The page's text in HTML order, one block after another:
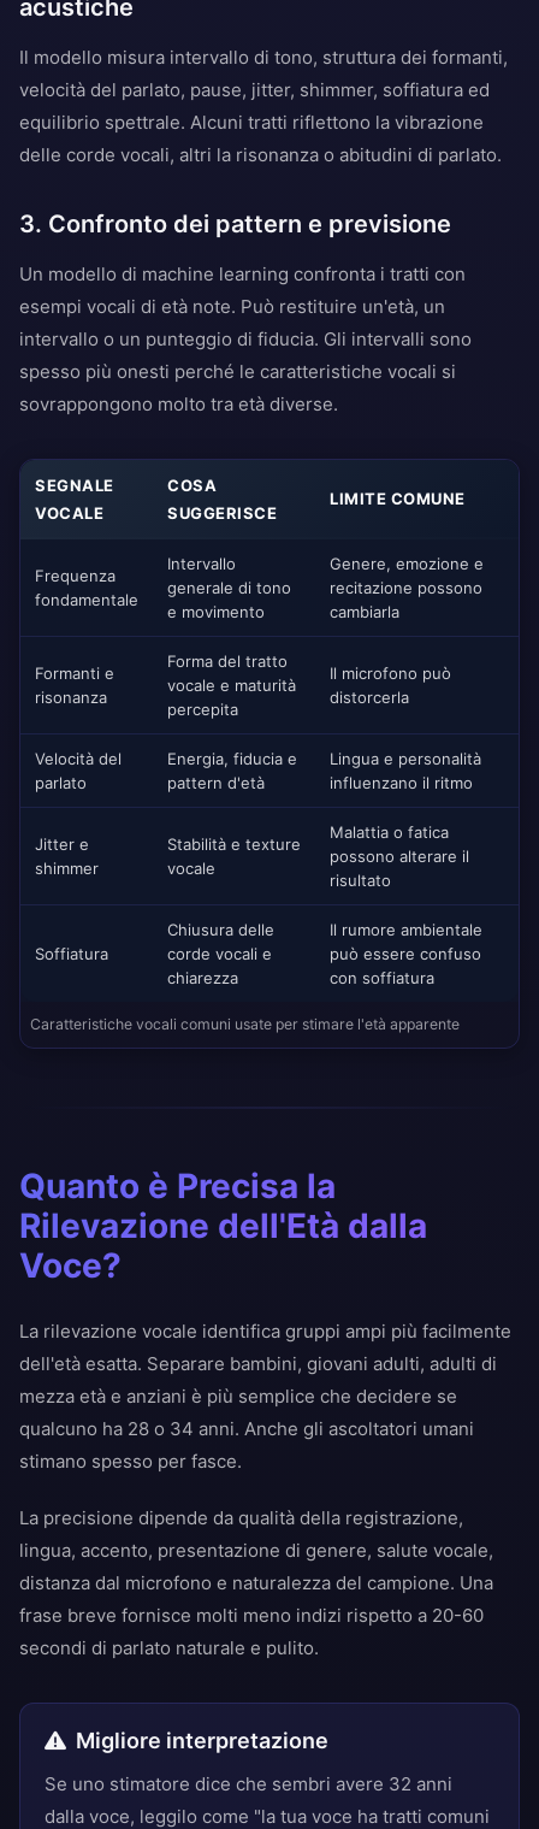
acustiche
Il modello misura intervallo di tono, struttura dei formanti,
velocità del parlato, pause, jitter, shimmer, soffiatura ed
equilibrio spettrale. Alcuni tratti riflettono la vibrazione
delle corde vocali, altri la risonanza o abitudini di parlato.
3. Confronto dei pattern e previsione
Un modello di machine learning confronta i tratti con
esempi vocali di età note. Può restituire un'età, un
intervallo o un punteggio di fiducia. Gli intervalli sono
spesso più onesti perché le caratteristiche vocali si
sovrappongono molto tra età diverse.
Caratteristiche vocali comuni usate per stimare l'età apparente
SEGNALE
VOCALE
COSA
SUGGERISCE
LIMITE COMUNE
Frequenza
fondamentale
Intervallo
generale di tono
e movimento
Genere, emozione e
recitazione possono
cambiarla
Formanti e
risonanza
Forma del tratto
vocale e maturità
percepita
Il microfono può
distorcerla
Velocità del
parlato
Energia, fiducia e
pattern d'età
Lingua e personalità
influenzano il ritmo
Jitter e
shimmer
Stabilità e texture
vocale
Malattia o fatica
possono alterare il
risultato
Soffiatura
Chiusura delle
corde vocali e
chiarezza
Il rumore ambientale
può essere confuso
con soffiatura
Quanto è Precisa la
Rilevazione dell'Età dalla
Voce?
La rilevazione vocale identifica gruppi ampi più facilmente
dell'età esatta. Separare bambini, giovani adulti, adulti di
mezza età e anziani è più semplice che decidere se
qualcuno ha 28 o 34 anni. Anche gli ascoltatori umani
stimano spesso per fasce.
La precisione dipende da qualità della registrazione,
lingua, accento, presentazione di genere, salute vocale,
distanza dal microfono e naturalezza del campione. Una
frase breve fornisce molti meno indizi rispetto a 20-60
secondi di parlato naturale e pulito.
Migliore interpretazione
Se uno stimatore dice che sembri avere 32 anni
dalla voce, leggilo come "la tua voce ha tratti comuni